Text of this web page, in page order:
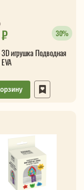
30%
игрушка Подводная